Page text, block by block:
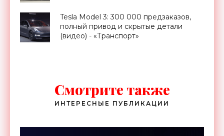
Tesla Model 3: 300 000 предзаказов,
полный привод и скрытые детали
(видео) - «Транспорт»
Смотрите также
ИНТЕРЕСНЫЕ ПУБЛИКАЦИИ